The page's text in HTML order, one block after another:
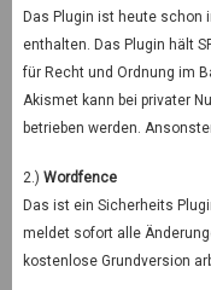
Das Plugin ist heute schon
enthalten. Das Plugin hält
für Recht und Ordnung im
Akismet kann bei privater
betrieben werden.
2.) Wordfence
Das ist ein Sicherheits
meldet sofort alle
kostenlose Grundversion